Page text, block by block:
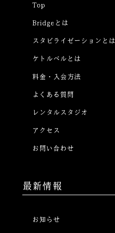
Top
Bridgeとは
スタビライゼーションとは
ケトルベルとは
料金・入会方法
よくある質問
レンタルスタジオ
アクセス
お問い合わせ
最新情報
お知らせ